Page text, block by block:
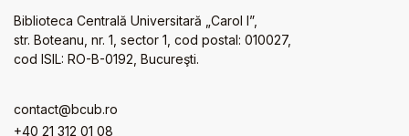
Biblioteca Centrală Universitară „Carol I”,
str. Boteanu, nr. 1, sector 1, cod postal: 010027,
cod ISIL: RO-B-0192, Bucureşti.
contact@bcub.ro
+40 21 312 01 08